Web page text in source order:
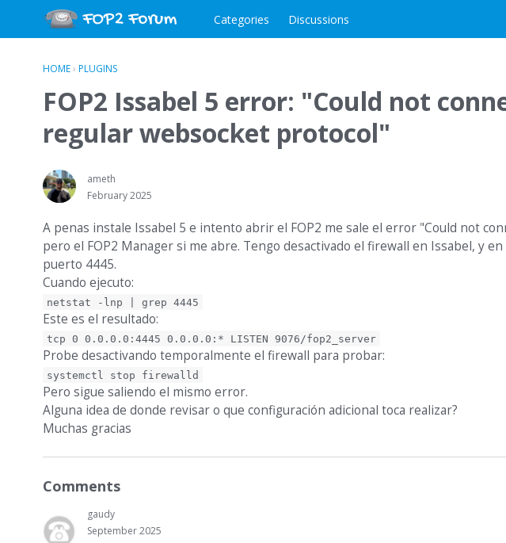
Categories Discussions
HOME› PLUGINS
FOP2 Issabel 5 error: "Could not
regular websocket protocol"
ameth
February 2025
A penas instale Issabel 5 e intento abrir el FOP2 me sale el error "Could not
pero el FOP2 Manager si me abre. Tengo desactivado el firewall en Issabel, y
puerto 4445.
Cuando ejecuto:
netstat -lnp | grep 4445
Este es el resultado:
tcp 0 0.0.0.0:4445 0.0.0.0:* LISTEN 9076/fop2_server
Probe desactivando temporalmente el firewall para probar:
systemctl stop firewalld
Pero sigue saliendo el mismo error.
Alguna idea de donde revisar o que configuración adicional toca realizar?
Muchas gracias
Comments
gaudy
September 2025